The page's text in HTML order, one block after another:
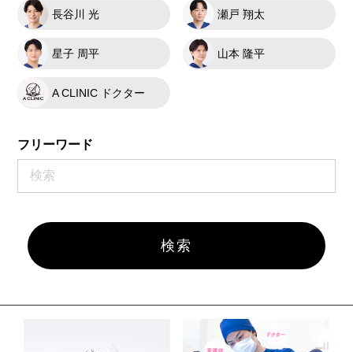
長谷川 光 瀬戸 翔太
星子 周平 山本 隆平
A CLINIC ドクター
フリーワード